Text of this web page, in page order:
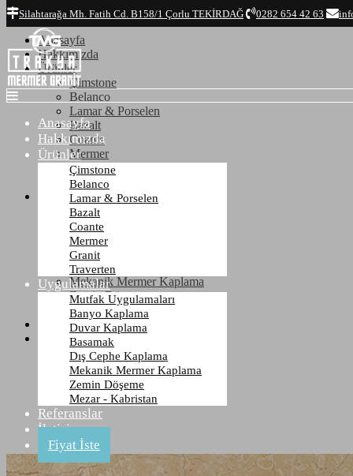
Top
Anasayfa
Hakkımızda
Ürünler
Çimstone
Belanco
Lamar & Porselen
Bazalt
Coante
Mermer
Granit
Traverten
Uygulamalar
Mutfak Uygulamaları
Banyo Kaplama
Duvar Kaplama
Basamak
Dış Cephe Kaplama
Mekanik Mermer Kaplama
Zemin Döşeme
Mezar - Kabristan
Referanslar
İletişim
Silahtarağa Mh. Fatih Cd. B158/1 Çorlu TEKİRDAĞ 0282 654 42 63
Anasayfa
Hakkımızda
Ürünler
Çimstone
Belanco
Lamar & Porselen
Bazalt
Coante
Mermer
Granit
Traverten
Uygulamalar
Mutfak Uygulamaları
Banyo Kaplama
Duvar Kaplama
Basamak
Dış Cephe Kaplama
Mekanik Mermer Kaplama
Zemin Döşeme
Mezar - Kabristan
Referanslar
İletişim
Fiyat İste
Mermer
Anasayfa
Ürünler